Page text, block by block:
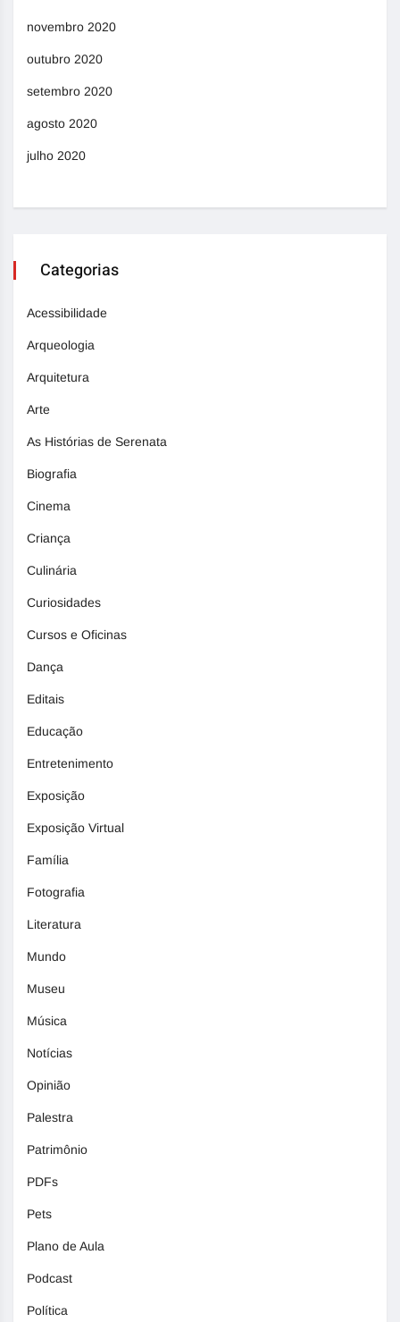
novembro 2020
outubro 2020
setembro 2020
agosto 2020
julho 2020
Categorias
Acessibilidade
Arqueologia
Arquitetura
Arte
As Histórias de Serenata
Biografia
Cinema
Criança
Culinária
Curiosidades
Cursos e Oficinas
Dança
Editais
Educação
Entretenimento
Exposição
Exposição Virtual
Família
Fotografia
Literatura
Mundo
Museu
Música
Notícias
Opinião
Palestra
Patrimônio
PDFs
Pets
Plano de Aula
Podcast
Política